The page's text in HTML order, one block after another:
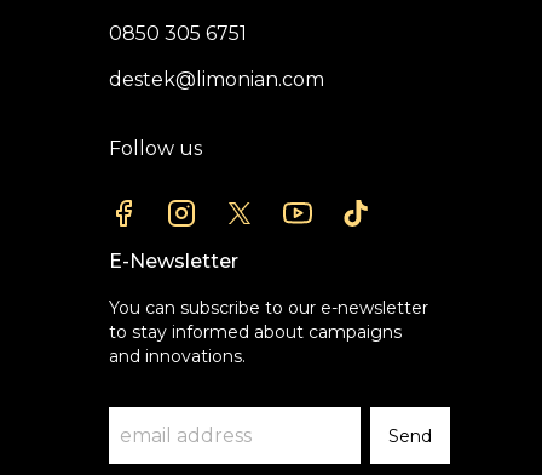
0850 305 6751
destek@limonian.com
Follow us
E-Newsletter
You can subscribe to our e-newsletter
to stay informed about campaigns
and innovations.
Send